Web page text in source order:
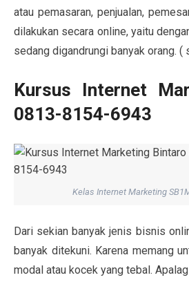
atau pemasaran, penjualan,
dilakukan secara online, yaitu
sedang digandrungi banyak orang. (
Kursus Internet
0813-8154-6943
Kelas Internet Marketing
Dari sekian banyak jenis bisnis
banyak ditekuni. Karena memang
modal atau kocek yang tebal.